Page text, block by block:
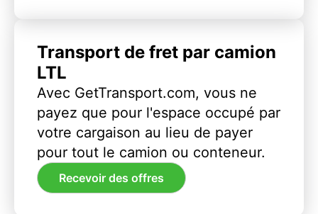
Transport de fret par camion
LTL
Avec GetTransport.com, vous ne
payez que pour l'espace occupé par
votre cargaison au lieu de payer
pour tout le camion ou conteneur.
Recevoir des offres